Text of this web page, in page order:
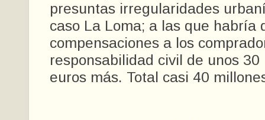
presuntas irregularidades
caso La Loma; a las que habría
compensaciones a los
responsabilidad civil de unos 30
euros más. Total casi 40